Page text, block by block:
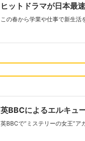
ヒットドラマが日本最
この春から学業や仕事で新生
英BBCによるエルキュ
英BBCで“ミステリーの女王”